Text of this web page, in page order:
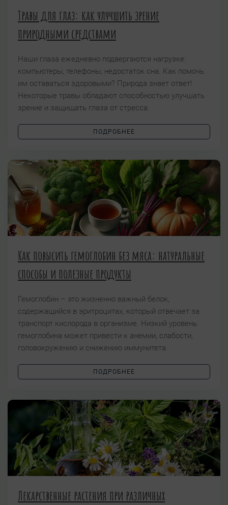
Травы для глаз: как улучшить зрение
природными средствами
Наши глаза ежедневно подвергаются нагрузке:
компьютеры, телефоны, недостаток сна. Как помочь
им оставаться здоровыми? Природа знает ответ!
Некоторые травы обладают способностью улучшать
зрение и защищать глаза от стресса.
ПОДРОБНЕЕ
Как повысить гемоглобин без мяса: натуральные
способы и полезные продукты
Гемоглобин – это жизненно важный белок,
содержащийся в эритроцитах, который отвечает за
транспорт кислорода в организме. Низкий уровень
гемоглобина может привести к анемии, слабости,
головокружению и снижению иммунитета.
ПОДРОБНЕЕ
Лекарственные растения при различных